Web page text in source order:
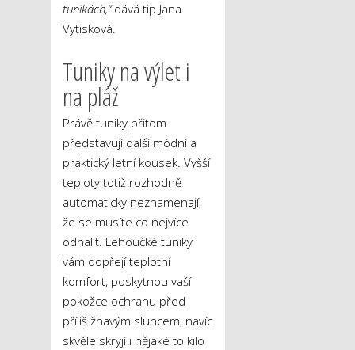
tunikách,“dává tip Jana
Vytisková.
Tuniky na výlet i
na pláž
Právě tuniky přitom
představují další módní a
praktický letní kousek. Vyšší
teploty totiž rozhodně
automaticky neznamenají,
že se musíte co nejvíce
odhalit. Lehoučké tuniky
vám dopřejí teplotní
komfort, poskytnou vaší
pokožce ochranu před
příliš žhavým sluncem, navíc
skvěle skryjí i nějaké to kilo